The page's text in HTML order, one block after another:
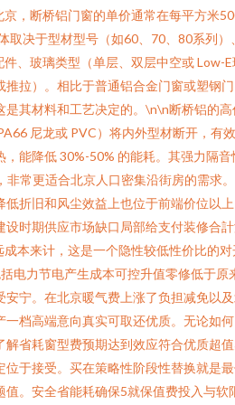
，断桥铝门窗的单价通常在每平方米
取决于型材型号（如60、70、80系列）
、玻璃类型（单层、双层中空或 Low-E
拉）。相比于普通铝合金门窗或塑钢门
是其材料和工艺决定的。\n\n断桥铝的高
尼龙或 PVC）将内外型材断开，有
能降低 30%-50% 的能耗。其强力隔音
非常更适合北京人口密集沿街房的需求
折旧和风尘效益上也位于前端价位以
时期供应市场缺口局部给支付装修合
本来计，这是一个隐性较低性价比的对
电力节电产生成本可控升值零修低于原
宁。在北京暖气费上涨了负担减免以
档高端意向真实可取还优质。无论如
省耗窗型费预期达到效应符合优质超
于接受。买在策略性阶段性替换就是
。安全省能耗确保5就保值费投入与软